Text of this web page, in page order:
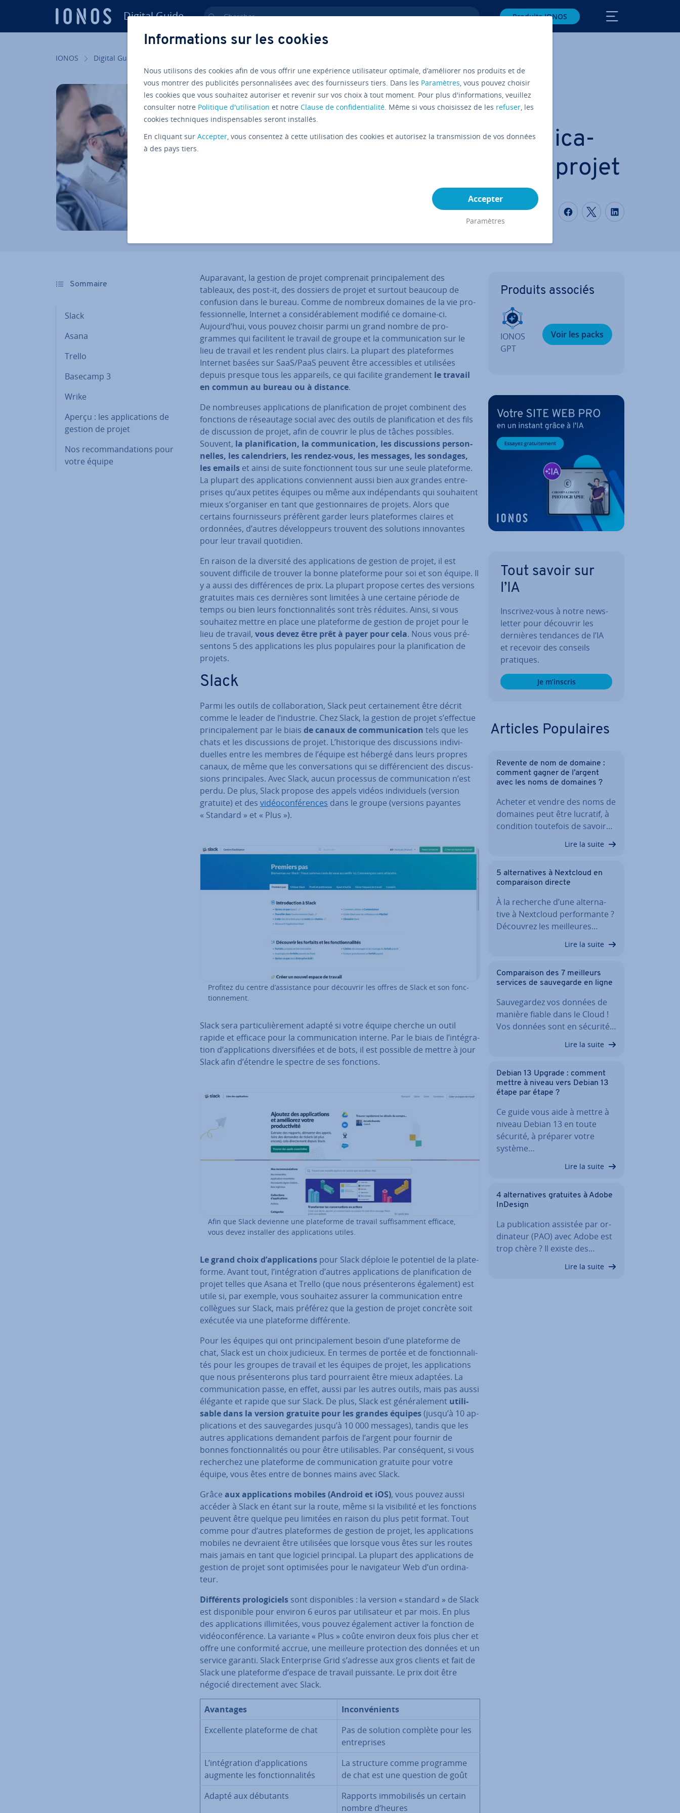
Digital Guide Chercher Produits IONOS
IONOS Digital Guide
Les meil­leures ap­pli­ca­
tions de gestion de projet
Partager sur
Partager sur
Partager
Nu­mé­ri­sa­tion
Sommaire
Slack
Asana
Trello
Basecamp 3
Wrike
Aperçu : les ap­pli­ca­tions de
gestion de projet
Nos re­com­man­da­tions pour
votre équipe
Au­pa­ra­vant, la gestion de projet com­pre­nait prin­ci­pa­le­ment des
tableaux, des post-it, des dossiers de projet et surtout beaucoup de
confusion dans le bureau. Comme de nombreux domaines de la vie pro­
fes­sion­nelle, Internet a con­si­dé­ra­ble­ment modifié ce domaine-ci.
Aujourd’hui, vous pouvez choisir parmi un grand nombre de pro­
grammes qui fa­ci­li­tent le travail de groupe et la com­mu­ni­ca­tion sur le
lieu de travail et les rendent plus clairs. La plupart des pla­te­formes
Internet basées sur SaaS/PaaS peuvent être ac­ces­sibles et utilisées
depuis presque tous les appareils, ce qui facilite gran­de­ment le travail
en commun au bureau ou à distance.
De nom­breuses ap­pli­ca­tions de pla­ni­fi­ca­tion de projet combinent des
fonctions de ré­seau­tage social avec des outils de pla­ni­fi­ca­tion et des fils
de dis­cus­sion de projet, afin de couvrir le plus de tâches possibles.
Souvent, la pla­ni­fi­ca­tion, la com­mu­ni­ca­tion, les dis­cus­sions per­son­
nelles, les ca­len­driers, les rendez-vous, les messages, les sondages,
les emails et ainsi de suite fonc­tion­nent tous sur une seule pla­te­forme.
La plupart des ap­pli­ca­tions con­vien­nent aussi bien aux grandes en­tre­
prises qu’aux petites équipes ou même aux in­dé­pen­dants qui sou­hai­tent
mieux s’organiser en tant que ges­tion­naires de projets. Alors que
certains four­nis­seurs préfèrent garder leurs pla­te­formes claires et
ordonnées, d’autres dé­ve­lop­peurs trouvent des solutions in­no­vantes
pour leur travail quotidien.
En raison de la diversité des ap­pli­ca­tions de gestion de projet, il est
souvent difficile de trouver la bonne pla­te­forme pour soi et son équipe. Il
y a aussi des dif­fé­rences de prix. La plupart propose certes des versions
gratuites mais ces dernières sont limitées à une certaine période de
temps ou bien leurs fonc­tion­na­li­tés sont très réduites. Ainsi, si vous
souhaitez mettre en place une pla­te­forme de gestion de projet pour le
lieu de travail, vous devez être prêt à payer pour cela. Nous vous pré­
sen­tons 5 des ap­pli­ca­tions les plus po­pu­laires pour la pla­ni­fi­ca­tion de
projets.
Slack
Parmi les outils de col­la­bo­ra­tion, Slack peut cer­tai­ne­ment être décrit
comme le leader de l’industrie. Chez Slack, la gestion de projet s’effectue
prin­ci­pa­le­ment par le biais de canaux de com­mu­ni­ca­tion tels que les
chats et les dis­cus­sions de projet. L’his­to­rique des dis­cus­sions in­di­vi­
duelles entre les membres de l’équipe est hébergé dans leurs propres
canaux, de même que les con­ver­sa­tions qui se dif­fé­ren­cient des dis­cus­
sions prin­ci­pales. Avec Slack, aucun processus de com­mu­ni­ca­tion n’est
perdu. De plus, Slack propose des appels vidéos in­di­vi­duels (version
gratuite) et des vi­déo­con­fé­rences dans le groupe (versions payantes
« Standard » et « Plus »).
Profitez du centre d’as­sis­tance pour découvrir les offres de Slack et son fonc­
tion­ne­ment.
Slack sera par­ti­cu­liè­re­ment adapté si votre équipe cherche un outil
rapide et efficace pour la com­mu­ni­ca­tion interne. Par le biais de l’in­té­gra­
tion d’ap­pli­ca­tions di­ver­si­fiées et de bots, il est possible de mettre à jour
Slack afin d’étendre le spectre de ses fonctions.
Afin que Slack devienne une pla­te­forme de travail suf­fi­sam­ment efficace,
vous devez installer des ap­pli­ca­tions utiles.
Le grand choix d’ap­pli­ca­tions pour Slack déploie le potentiel de la pla­te­
forme. Avant tout, l’in­té­gra­tion d’autres ap­pli­ca­tions de pla­ni­fi­ca­tion de
projet telles que Asana et Trello (que nous pré­sen­te­rons également) est
utile si, par exemple, vous souhaitez assurer la com­mu­ni­ca­tion entre
collègues sur Slack, mais préférez que la gestion de projet concrète soit
exécutée via une pla­te­forme dif­fé­rente.
Pour les équipes qui ont prin­ci­pa­le­ment besoin d’une pla­te­forme de
chat, Slack est un choix judicieux. En termes de portée et de fonc­tion­na­li­
tés pour les groupes de travail et les équipes de projet, les ap­pli­ca­tions
que nous pré­sen­te­rons plus tard pour­raient être mieux adaptées. La
com­mu­ni­ca­tion passe, en effet, aussi par les autres outils, mais pas aussi
élégante et rapide que sur Slack. De plus, Slack est gé­né­ra­le­ment uti­li­
sable dans la version gratuite pour les grandes équipes(jusqu’à 10 ap­
pli­ca­tions et des sau­ve­gardes jusqu’à 10 000 messages), tandis que les
autres ap­pli­ca­tions demandent parfois de l’argent pour fournir de
bonnes fonc­tion­na­li­tés ou pour être uti­li­sables. Par con­sé­quent, si vous
re­cher­chez une pla­te­forme de com­mu­ni­ca­tion gratuite pour votre
équipe, vous êtes entre de bonnes mains avec Slack.
Grâce aux ap­pli­ca­tions mobiles (Android et iOS), vous pouvez aussi
accéder à Slack en étant sur la route, même si la vi­si­bi­lité et les fonctions
peuvent être quelque peu limitées en raison du plus petit format. Tout
comme pour d’autres pla­te­formes de gestion de projet, les ap­pli­ca­tions
mobiles ne devraient être utilisées que lorsque vous êtes sur les routes
mais jamais en tant que logiciel principal. La plupart des ap­pli­ca­tions de
gestion de projet sont op­ti­mi­sées pour le na­vi­ga­teur Web d’un or­di­na­
teur.
Dif­fé­rents pro­lo­gi­ciels sont dis­po­nibles : la version « standard » de Slack
est dis­po­nible pour environ 6 euros par uti­li­sa­teur et par mois. En plus
des ap­pli­ca­tions il­li­mi­tées, vous pouvez également activer la fonction de
vi­déo­con­fé­rence. La variante « Plus » coûte environ deux fois plus cher et
offre une con­for­mité accrue, une meilleure pro­tec­tion des données et un
service garanti. Slack En­ter­prise Grid s’adresse aux gros clients et fait de
Slack une pla­te­forme d’espace de travail puissante. Le prix doit être
négocié di­rec­te­ment avec Slack.
Avantages
In­con­vé­nients
Ex­cel­lente pla­te­forme de chat
Pas de solution complète pour les
en­tre­prises
L’in­té­gra­tion d’ap­pli­ca­tions
augmente les fonc­tion­na­li­tés
La structure comme programme
de chat est une question de goût
Adapté aux débutants
Rapports im­mo­bi­li­sés un certain
nombre d‘heures
Produits associés
IONOS
GPT
Voir les packs
Tout savoir sur
l’IA
Inscrivez-vous à notre news­
let­ter pour découvrir les
dernières tendances de l’IA
et recevoir des conseils
pratiques.
Je m’inscris
Articles Po­pu­laires
Revente de nom de domaine :
comment gagner de l’argent
avec les noms de domaines ?
Acheter et vendre des noms de
domaines peut être lucratif, à
condition toutefois de savoir…
Lire la suite
5 al­ter­na­tives à Nextcloud en
com­pa­rai­son directe
À la recherche d’une al­ter­na­
tive à Nextcloud per­for­mante ?
Découvrez les meil­leures…
Lire la suite
Com­pa­rai­son des 7 meilleurs
services de sau­ve­garde en ligne
Sau­ve­gar­dez vos données de
manière fiable dans le Cloud !
Vos données sont en sécurité…
Lire la suite
Debian 13 Upgrade : comment
mettre à niveau vers Debian 13
étape par étape ?
Ce guide vous aide à mettre à
niveau Debian 13 en toute
sécurité, à préparer votre
système…
Lire la suite
4 al­ter­na­tives gratuites à Adobe
InDesign
La pu­bli­ca­tion assistée par or­
di­na­teur (PAO) avec Adobe est
trop chère ? Il existe des…
Lire la suite
Informations sur les cookies
Nous utilisons des cookies afin de vous offrir une expérience utilisateur optimale, d’améliorer nos produits et de
vous montrer des publicités personnalisées avec des fournisseurs tiers. Dans les Paramètres, vous pouvez choisir
les cookies que vous souhaitez autoriser et revenir sur vos choix à tout moment. Pour plus d'informations, veuillez
consulter notre Politique d'utilisation et notre Clause de confidentialité. Même si vous choisissez de les refuser, les
cookies techniques indispensables seront installés.
En cliquant sur Accepter, vous consentez à cette utilisation des cookies et autorisez la transmission de vos données
à des pays tiers.
Accepter
Paramètres